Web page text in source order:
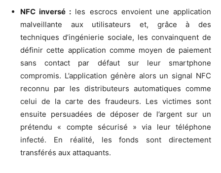
NFC inversé : les escrocs envoient une application
malveillante aux utilisateurs et, grâce à des
techniques d’ingénierie sociale, les convainquent de
définir cette application comme moyen de paiement
sans contact par défaut sur leur smartphone
compromis. L’application génère alors un signal NFC
reconnu par les distributeurs automatiques comme
celui de la carte des fraudeurs. Les victimes sont
ensuite persuadées de déposer de l’argent sur un
prétendu « compte sécurisé » via leur téléphone
infecté. En réalité, les fonds sont directement
transférés aux attaquants.